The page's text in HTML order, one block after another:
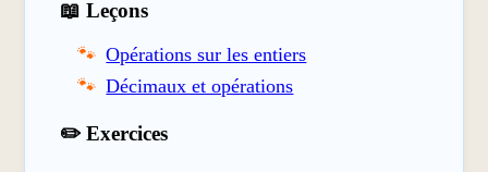
📖 Leçons
Opérations sur les entiers
Décimaux et opérations
✏️ Exercices